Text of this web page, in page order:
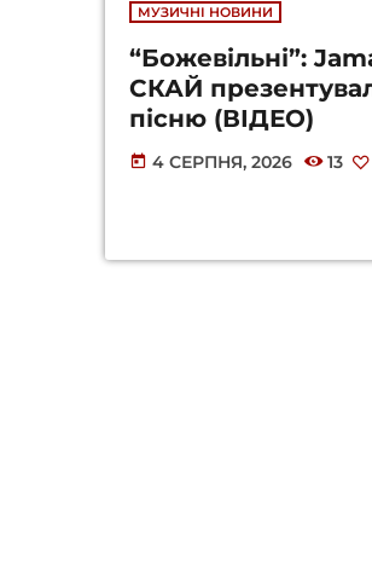
МУЗИЧНІ НОВИНИ
“Божевільні”:
СКАЙ
пісню (ВІДЕО)
today 4 СЕРПНЯ, 2026 13